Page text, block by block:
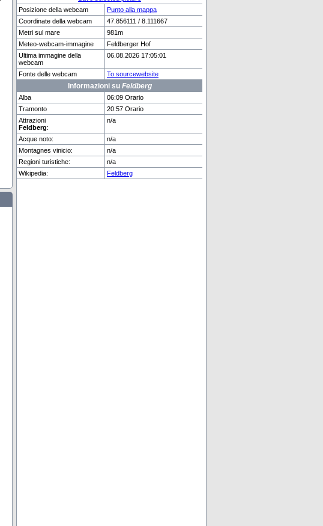
Uetliberg Adelboden
Posizione della webcam
Punto alla mappa
Coordinate della webcam
47.856111 / 8.111667
Metri sul mare
981m
Meteo-webcam-immagine
Feldberger Hof
Ultima immagine della
webcam
06.08.2026 17:05:01
Fonte delle webcam To sourcewebsite
Informazioni su Feldberg
Alba
06:09 Orario
Tramonto
20:57 Orario
Attrazioni
Feldberg:
n/a
Acque noto:
n/a
Montagnes vinicio:
n/a
Regioni turistiche:
n/a
Wikipedia:
Feldberg